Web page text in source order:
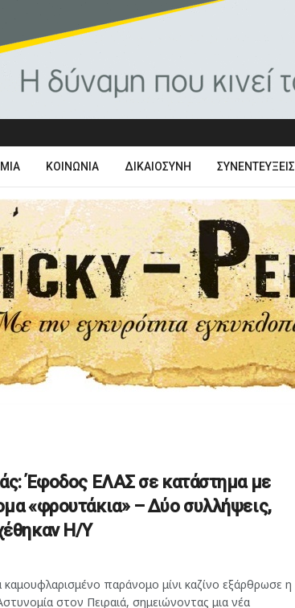
ΚΟΙΝΩΝΊΑ ΔΙΚΑΙΟΣΎΝΗ ΣΥΝΕΝΤΕΎΞΕΙΣ
Έφοδος ΕΛΑΣ σε κατάστημα με
«φρουτάκια» – Δύο συλλήψεις,
Η/Υ
καμουφλαρισμένο παράνομο μίνι καζίνο εξάρθρωσε η
στον Πειραιά, σημειώνοντας μια νέα